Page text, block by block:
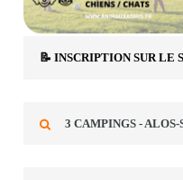
📝 INSCRIPTION SUR LE
3 CAMPINGS - ALOS-